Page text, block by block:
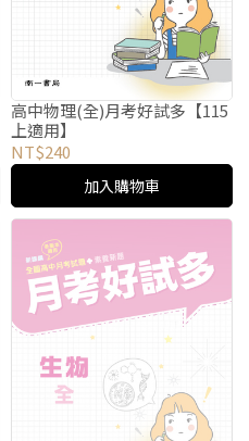
高中物理(全)月考好試多【115
上適用】
NT$240
加入購物車